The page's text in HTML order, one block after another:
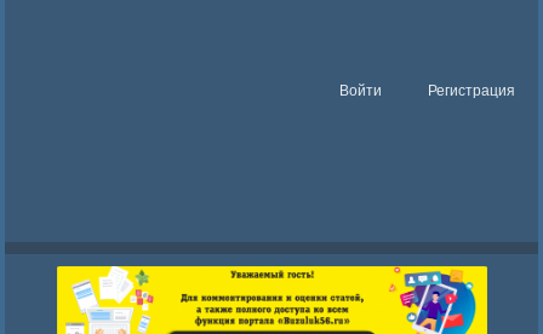
Войти Регистрация